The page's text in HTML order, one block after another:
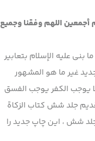
أجمعين اللهم وفقنا وجميع
بني عليه الإسلام بتعابير
غير ما هو المشهور
يوجب الكفر يوجب الفسق
قدیم جلد شش کتاب الزكاة
شش ، این چاپ جدید را